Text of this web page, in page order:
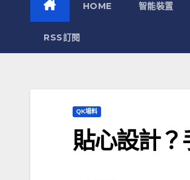
HOME 智能裝置
RSS訂閱
QK場料
貼心設計